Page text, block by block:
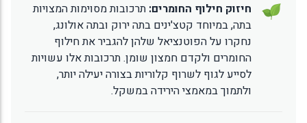
חיזוק חילוף החומרים: תרכובות מסוימות המצויות
בתה, במיוחד קטצ'ינים בתה ירוק ובתה אולונג,
נחקרו על הפוטנציאל שלהן להגביר את חילוף
החומרים ולקדם חמצון שומן. תרכובות אלו עשויות
לסייע לגוף לשרוף קלוריות בצורה יעילה יותר,
ולתמוך במאמצי הירידה במשקל.